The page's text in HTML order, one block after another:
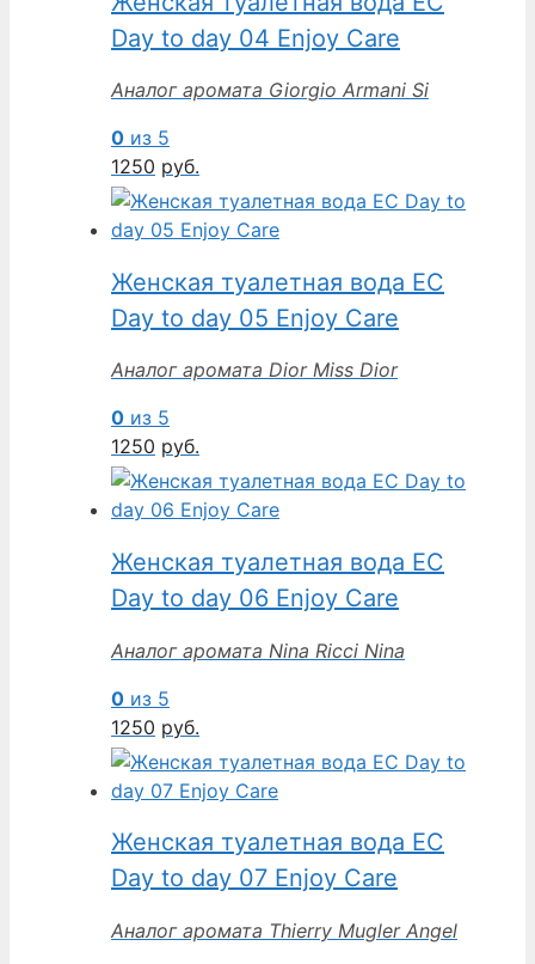
Day to day 04 Enjoy Care
Аналог аромата Giorgio Armani Si
0 из 5
1250 руб.
Женская туалетная вода EC
Day to day 05 Enjoy Care
Аналог аромата Dior Miss Dior
0 из 5
1250 руб.
Женская туалетная вода EC
Day to day 06 Enjoy Care
Аналог аромата Nina Ricci Nina
0 из 5
1250 руб.
Женская туалетная вода EC
Day to day 07 Enjoy Care
Аналог аромата Thierry Mugler Angel